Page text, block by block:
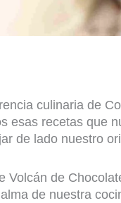
culinaria de
esas recetas que
de lado nuestro
de
de nuestra